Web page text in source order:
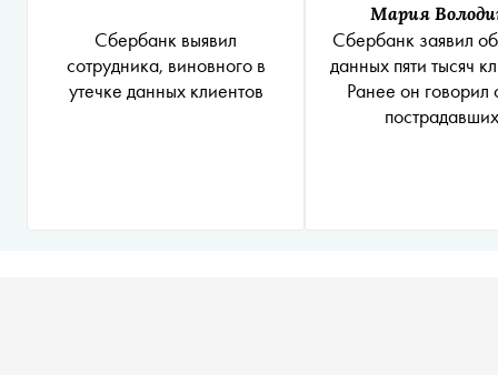
Сбербанк выявил
сотрудника, виновного в
утечке данных клиентов
Мария
Сбербанк заявил
данных пяти тысяч
Ранее он говорил